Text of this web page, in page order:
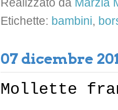
Etichette: bambini,
07 dicembre
Mollette